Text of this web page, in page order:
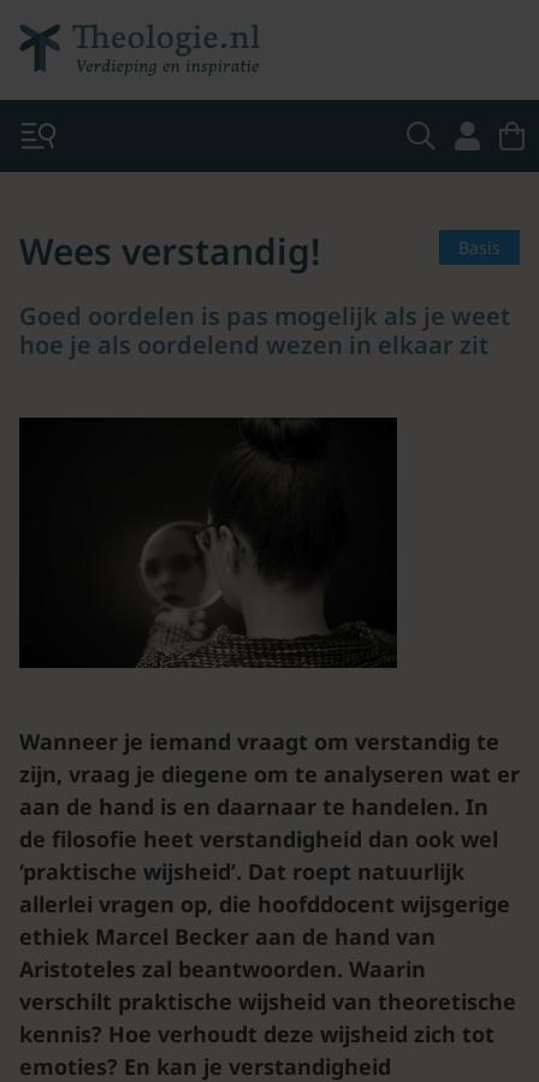
Basis
Wees verstandig!
Goed oordelen is pas mogelijk als je weet
hoe je als oordelend wezen in elkaar zit
Wanneer je iemand vraagt om verstandig te
zijn, vraag je diegene om te analyseren wat er
aan de hand is en daarnaar te handelen. In
de filosofie heet verstandigheid dan ook wel
‘praktische wijsheid’. Dat roept natuurlijk
allerlei vragen op, die hoofddocent wijsgerige
ethiek Marcel Becker aan de hand van
Aristoteles zal beantwoorden. Waarin
verschilt praktische wijsheid van theoretische
kennis? Hoe verhoudt deze wijsheid zich tot
emoties? En kan je verstandigheid